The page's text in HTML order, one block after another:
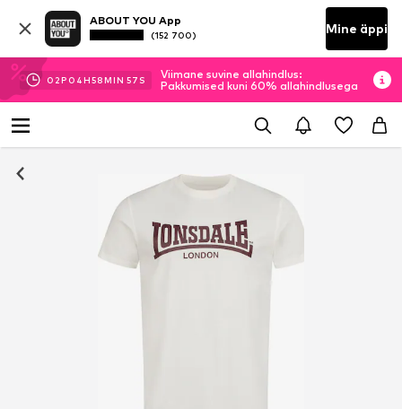
ABOUT YOU App
(152 700) Mine äppi
02P 04H58MIN 55 S
Viimane suvine allahindlus:
Pakkumised kuni 60% allahindlusega